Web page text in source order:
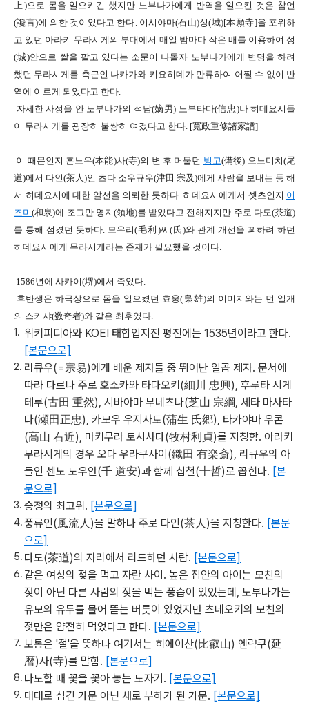
上 )으로 몸을 일으키긴 했지만 노부나가에게 반역을 일으킨 것은 참언
(讒言)에 의한 것이었다고 한다 이시야마(石山)성(城)[本願寺]을 포위하
고 있던 아라키 무라시게의 부대에서 매일 밤마다 작은 배를 이용하여 성
(城)안으로 쌀을 팔고 있다는 소문이 나돌자 노부나가에게 변명을 하려
했던 무라시게를 측근인 나카가와 키요히데가 만류하여 어쩔 수 없이 반
역에 이르게 되었다고 한다
자세한 사정을 안 노부나가의 적남(嫡男) 노부타다(信忠)나 히데요시들
이 무라시게를 굉장히 불쌍히 여겼다고 한다 . [寬政重修諸家譜]
이 때문인지 혼노우(本能)사(寺)의 변 후 머물던 빙고(備後) 오노미치(尾
道)에서 다인(茶人 )인 츠다 소우규우(津田 宗及)에게 사람을 보내는 등 해
서 히데요시에 대한 알선을 의뢰한 듯하다. 히데요시에게서 셋츠인지 이
즈미(和泉)에 조그만 영지(領地)를 받았다고 전해지지만 주로 다도(茶道)
를 통해 섬겼던 듯하다 모우리(毛利 )씨(氏)와 관계 개선을 꾀하려 하던
히데요시에게 무라시게라는 존재가 필요했을 것이다
1586년에 사카이(堺)에서 죽었다
후반생은 하극상으로 몸을 일으켰던 효웅(梟雄)의 이미지와는 먼 일개
의 스키샤(数奇者)와 같은 최후였다
위키피디아와 KOEI 태합입지전 평전에는 1535년이라고 한다.
[본문으로]
리큐우(=宗易)에게 배운 제자들 중 뛰어난 일곱 제자. 문서에
따라 다르나 주로 호소카와 타다오키(細川 忠興), 후루타 시게
테루(古田 重然), 시바야마 무네츠나(芝山 宗綱, 세타 마사타
다(瀬田正忠), 카모우 우지사토(蒲生 氏郷), 타카야마 우콘
(高山 右近), 마키무라 토시사다(牧村利貞)를 지칭함. 아라키
무라시게의 경우 오다 우라쿠사이(織田 有楽斎), 리큐우의 아
들인 센노 도우안(千 道安)과 함께 십철(十哲)로 꼽힌다. [본
문으로]
승정의 최고위. [본문으로]
풍류인(風流人)을 말하나 주로 다인(茶人)을 지칭한다. [본문
으로]
다도(茶道)의 자리에서 리드하던 사람. [본문으로]
같은 여성의 젖을 먹고 자란 사이. 높은 집안의 아이는 모친의
젖이 아닌 다른 사람의 젖을 먹는 풍습이 있었는데, 노부나가는
유모의 유두를 물어 뜯는 버릇이 있었지만 츠네오키의 모친의
젖만은 얌전히 먹었다고 한다. [본문으로]
보통은 '절'을 뜻하나 여기서는 히에이산(比叡山) 엔략쿠(延
暦)사(寺)를 말함. [본문으로]
다도할 때 꽃을 꽃아 놓는 도자기. [본문으로]
대대로 섬긴 가문 아닌 새로 부하가 된 가문. [본문으로]